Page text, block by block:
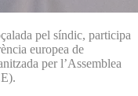
pel síndic, participa
europea de
per l’Assemblea